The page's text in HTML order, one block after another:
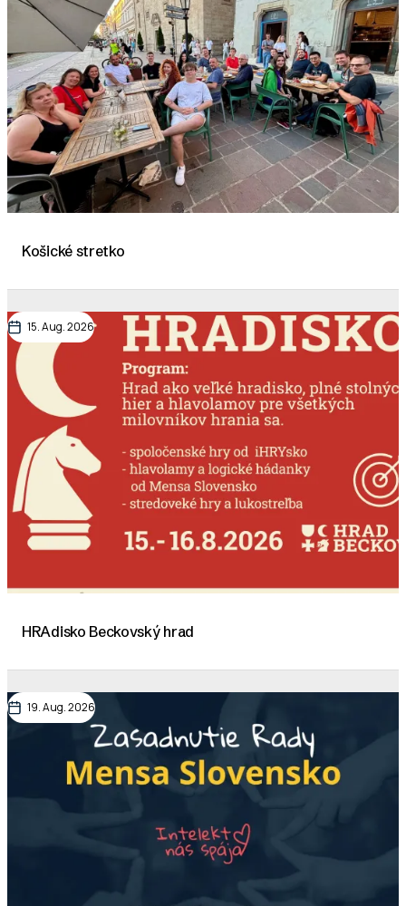
Košické stretko
15. Aug. 2026
HRAdisko Beckovský hrad
19. Aug. 2026